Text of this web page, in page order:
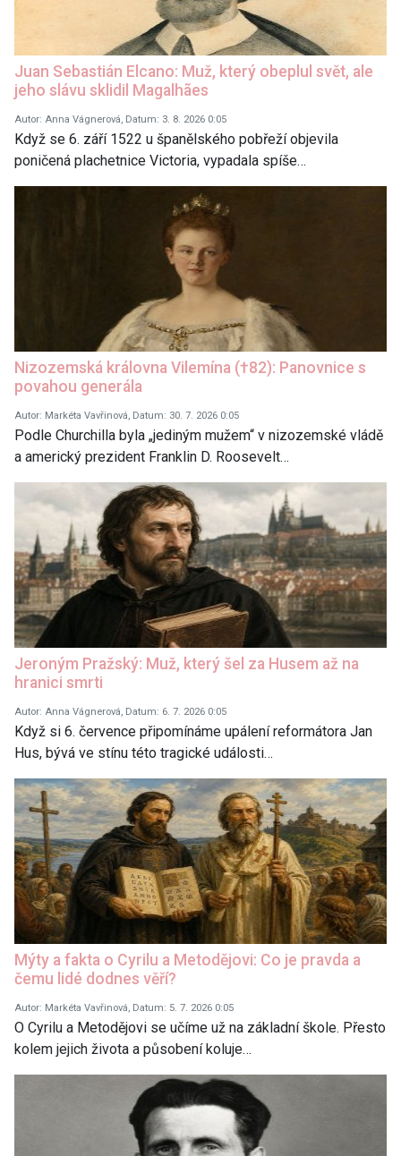
Juan Sebastián Elcano: Muž, který obeplul svět, ale
jeho slávu sklidil Magalhães
Autor: Anna Vágnerová, Datum: 3. 8. 2026 0:05
Když se 6. září 1522 u španělského pobřeží objevila
poničená plachetnice Victoria, vypadala spíše…
Nizozemská královna Vilemína (†82): Panovnice s
povahou generála
Autor: Markéta Vavřinová, Datum: 30. 7. 2026 0:05
Podle Churchilla byla „jediným mužem“ v nizozemské vládě
a americký prezident Franklin D. Roosevelt…
Jeroným Pražský: Muž, který šel za Husem až na
hranici smrti
Autor: Anna Vágnerová, Datum: 6. 7. 2026 0:05
Když si 6. července připomínáme upálení reformátora Jan
Hus, bývá ve stínu této tragické události…
Mýty a fakta o Cyrilu a Metodějovi: Co je pravda a
čemu lidé dodnes věří?
Autor: Markéta Vavřinová, Datum: 5. 7. 2026 0:05
O Cyrilu a Metodějovi se učíme už na základní škole. Přesto
kolem jejich života a působení koluje…